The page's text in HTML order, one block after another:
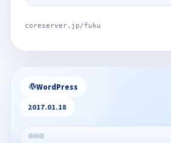
coreserver.jp/fuku
WordPress
2017.01.18